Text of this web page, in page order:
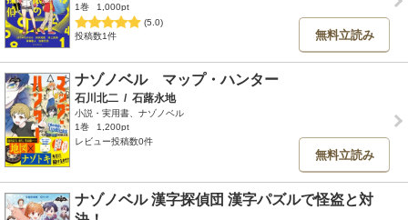
1巻
1,000pt
(5.0)
投稿数1件
無料立読み
ナゾノベル マップ・ハンター
石川北二 / 石蕗永地
小説・実用書、ナゾノベル
1巻
1,200pt
レビュー投稿数0件
無料立読み
ナゾノベル 漢字探偵団 漢字パズルで怪盗と対